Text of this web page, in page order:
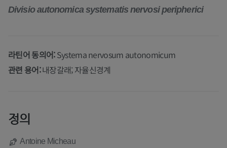
Divisio autonomica systematis nervosi peripherici
라틴어 동의어:Systema nervosum autonomicum
관련 용어:내장갈래; 자율신경계
정의
Antoine Micheau